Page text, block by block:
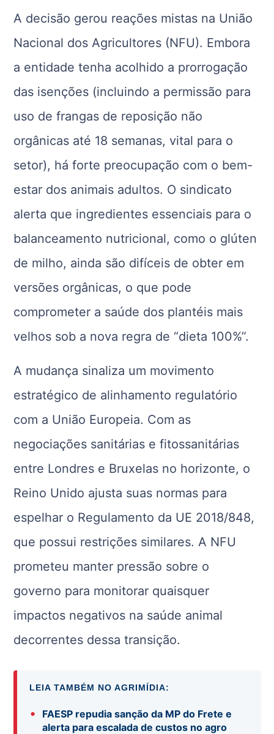
A decisão gerou reações mistas na União
Nacional dos Agricultores (NFU). Embora
a entidade tenha acolhido a prorrogação
das isenções (incluindo a permissão para
uso de frangas de reposição não
orgânicas até 18 semanas, vital para o
setor), há forte preocupação com o bem-
estar dos animais adultos. O sindicato
alerta que ingredientes essenciais para o
balanceamento nutricional, como o glúten
de milho, ainda são difíceis de obter em
versões orgânicas, o que pode
comprometer a saúde dos plantéis mais
velhos sob a nova regra de “dieta 100%”.
A mudança sinaliza um movimento
estratégico de alinhamento regulatório
com a União Europeia. Com as
negociações sanitárias e fitossanitárias
entre Londres e Bruxelas no horizonte, o
Reino Unido ajusta suas normas para
espelhar o Regulamento da UE 2018/848,
que possui restrições similares. A NFU
prometeu manter pressão sobre o
governo para monitorar quaisquer
impactos negativos na saúde animal
decorrentes dessa transição.
LEIA TAMBÉM NO AGRIMÍDIA:
•
FAESP repudia sanção da MP do Frete e
alerta para escalada de custos no agro